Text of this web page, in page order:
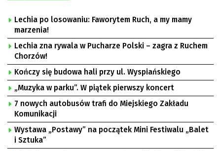
Lechia po losowaniu: Faworytem Ruch, a my mamy
marzenia!
Lechia zna rywala w Pucharze Polski – zagra z Ruchem
Chorzów!
Kończy się budowa hali przy ul. Wyspiańskiego
„Muzyka w parku”. W piątek pierwszy koncert
7 nowych autobusów trafi do Miejskiego Zakładu
Komunikacji
Wystawa „Postawy” na początek Mini Festiwalu „Balet
i Sztuka”